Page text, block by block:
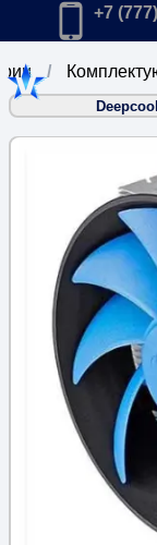
Главная
Позвонить
+7